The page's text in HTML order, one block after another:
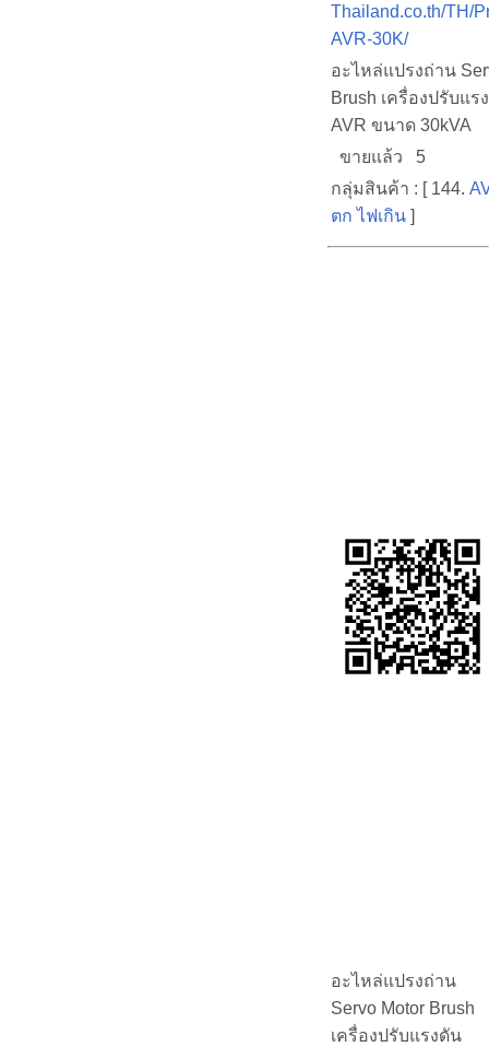
Thailand.co.th/TH/
AVR-30K/
อะไหล่แปรงถ่าน
Brush เครื่องปรับแร
AVR ขนาด 30kVA
ขายแล้ว 5
กลุ่มสินค้า : [ 144.
ตก ไฟเกิน ]
อะไหล่แปรงถ่าน
Servo Motor Brush
เครื่องปรับแรงดัน